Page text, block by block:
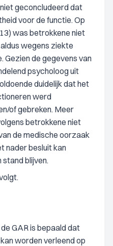
geconcludeerd dat
voor de functie. Op
was betrokkene niet
wegens ziekte
Gezien de gegevens van
psycholoog uit
duidelijk dat het
werd
of gebreken. Meer
betrokkene niet
de medische oorzaak
nader besluit kan
stand blijven.
GAR is bepaald dat
worden verleend op